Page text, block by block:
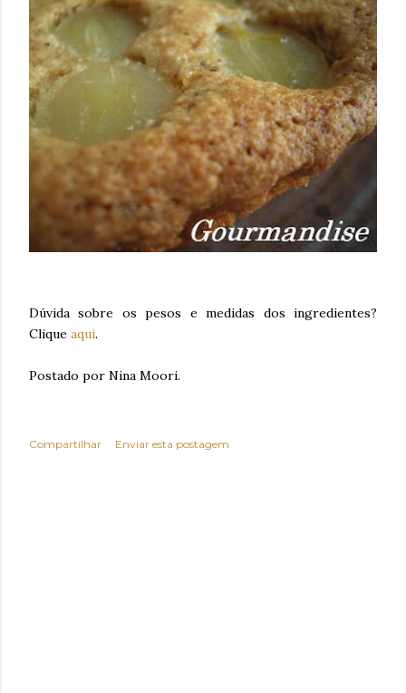
Dúvida sobre os pesos e medidas dos ingredientes?
Clique aqui.
Postado por Nina Moori.
Compartilhar Enviar esta postagem